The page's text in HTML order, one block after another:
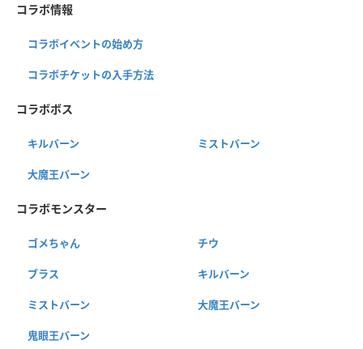
コラボ情報
コラボイベントの始め方
コラボチケットの入手方法
コラボボス
キルバーン ミストバーン
大魔王バーン
コラボモンスター
ゴメちゃん チウ
ブラス キルバーン
ミストバーン 大魔王バーン
鬼眼王バーン